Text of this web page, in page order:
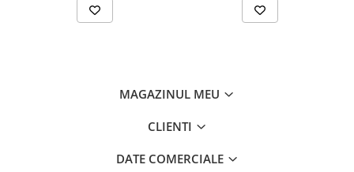
MAGAZINUL MEU
CLIENTI
DATE COMERCIALE